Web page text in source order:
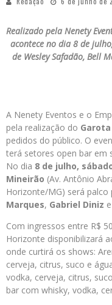
Realizado pela Nenety
acontece no dia 8 de
de Wesley Safadão, Bell
A Nenety Eventos e o
pela realização do
pedidos do público. O
terá setores open bar em
No dia 8 de julho,
Mineirão (Av. Antônio
Horizonte/MG) será palco
Marques, Gabriel Diniz
Com ingressos entre R$
Horizonte disponibilizará
onde curtirá os shows:
cerveja, citrus, suco e
vodka, cerveja, citrus,
bar com whisky, vodka,